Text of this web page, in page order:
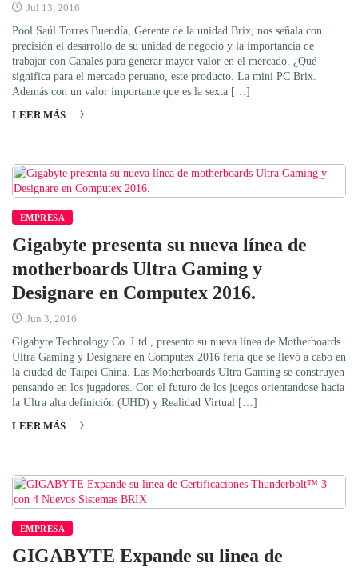
Jul 13, 2016
Pool Saúl Torres Buendía, Gerente de la unidad Brix, nos señala con
precisión el desarrollo de su unidad de negocio y la importancia de
trabajar con Canales para generar mayor valor en el mercado. ¿Qué
significa para el mercado peruano, este producto. La mini PC Brix.
Además con un valor importante que es la sexta […]
LEER MÁS
EMPRESA
Gigabyte presenta su nueva línea de
motherboards Ultra Gaming y
Designare en Computex 2016.
Jun 3, 2016
Gigabyte Technology Co. Ltd., presento su nueva línea de Motherboards
Ultra Gaming y Designare en Computex 2016 feria que se llevó a cabo en
la ciudad de Taipei China. Las Motherboards Ultra Gaming se construyen
pensando en los jugadores. Con el futuro de los juegos orientandose hacia
la Ultra alta definición (UHD) y Realidad Virtual […]
LEER MÁS
EMPRESA
GIGABYTE Expande su linea de